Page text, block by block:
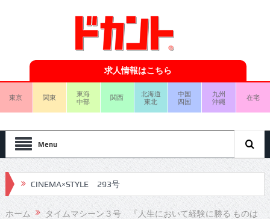
求人情報はこちら
東京 関東
東海
中部
関西
北海道
東北
中国
四国
九州
沖縄
在宅
Menu
CINEMA×STYLE 293号
CINEMA×STYLE 292号
ホーム
タイムマシーン３号 『人生において経験に勝る ものは